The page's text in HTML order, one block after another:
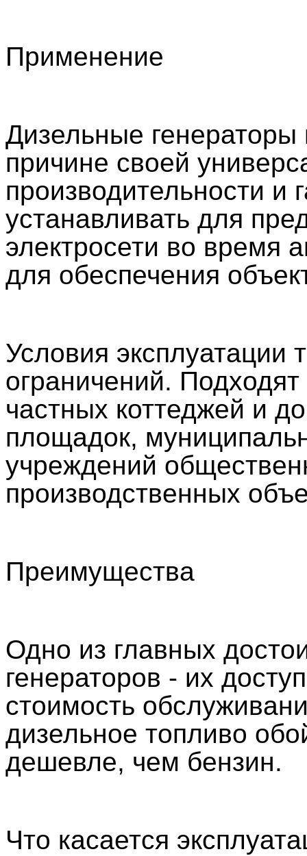
Применение
Дизельные
причине своей
производительности и
устанавливать для
электросети во время
для обеспечения
Условия эксплуатации
ограничений.
частных коттеджей и
площадок,
учреждений
производственных
Преимущества
Одно из главных
генераторов - их
стоимость
дизельное топливо
дешевле, чем бензин.
Что касается